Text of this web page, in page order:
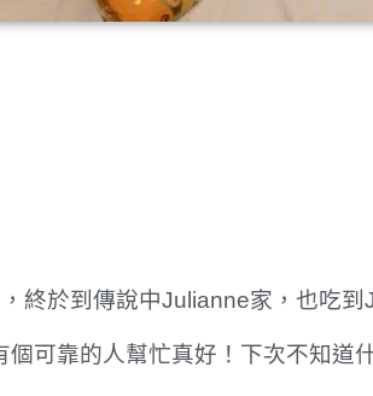
終於到傳說中Julianne家，也吃
可靠的人幫忙真好！下次不知道